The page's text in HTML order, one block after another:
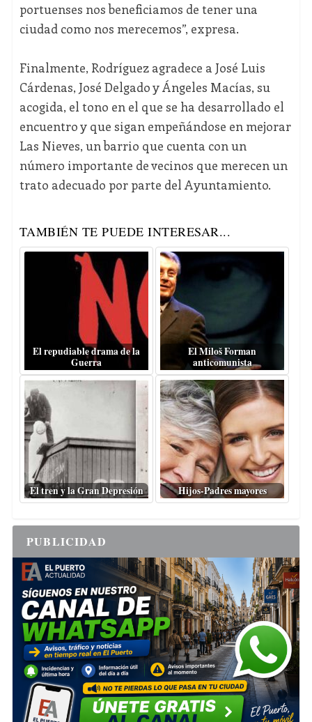
portuenses nos beneficiamos de tener una
ciudad como nos merecemos”, expresa.
Finalmente, Rodríguez agradece a José Luis
Cárdenas, José Delgado y Ángeles Macías, su
acogida, el tono en el que se ha desarrollado el
encuentro y que sigan empeñándose en mejorar
Las Nieves, un barrio que cuenta con un
número importante de vecinos que merecen un
trato adecuado por parte del Ayuntamiento.
TAMBIÉN TE PUEDE INTERESAR...
El repudiable drama de la
Guerra
El Miloš Forman
anticomunista
El tren y la Gran Depresión Hijos-Padres mayores
PUBLICIDAD